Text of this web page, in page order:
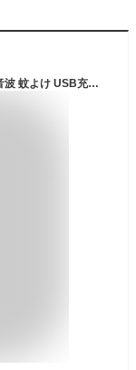
害虫キラー ホワイト 害獣 蚊 ゴキブリ 虫よけ 超音波 蚊よけ USB充電 虫対策 アウトドア 安全設計 GAKIRARA-WH